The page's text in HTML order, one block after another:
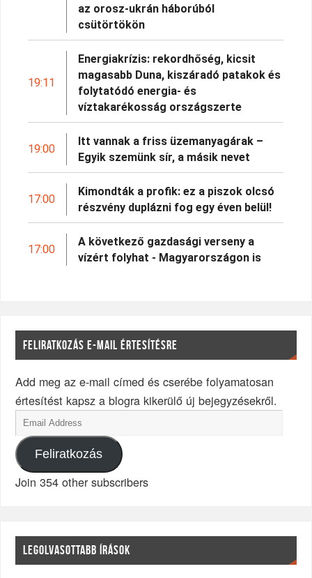
az orosz-ukrán háborúból
csütörtökön
19:11
Energiakrízis: rekordhőség, kicsit
magasabb Duna, kiszáradó patakok és
folytatódó energia- és
víztakarékosság országszerte
19:00
Itt vannak a friss üzemanyagárak –
Egyik szemünk sír, a másik nevet
17:00
Kimondták a profik: ez a piszok olcsó
részvény duplázni fog egy éven belül!
17:00
A következő gazdasági verseny a
vízért folyhat - Magyarországon is
FELIRATKOZÁS E-MAIL ÉRTESÍTÉSRE
Add meg az e-mail címed és cserébe folyamatosan
értesítést kapsz a blogra kikerülő új bejegyzésekről.
Feliratkozás
Join 354 other subscribers
LEGOLVASOTTABB ÍRÁSOK